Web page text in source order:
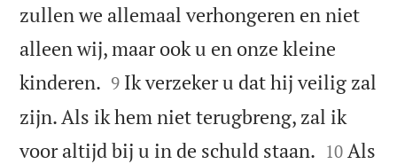
zullen we allemaal verhongeren en niet
alleen wij, maar ook u en onze kleine
kinderen. 

9 Ik verzeker u dat hij veilig zal
zijn. Als ik hem niet terugbreng, zal ik
voor altijd bij u in de schuld staan. 

10 Als